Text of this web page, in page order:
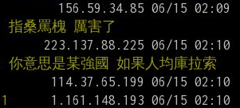
指桑罵槐 厲害了
你意思是某強國 如果人均庫拉索